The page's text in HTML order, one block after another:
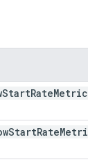
StartRateMetric
StartRate